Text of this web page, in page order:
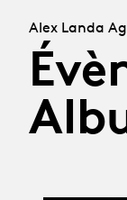
Alex Landa